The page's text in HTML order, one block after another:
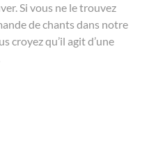
Si vous ne le trouvez
de chants dans notre
croyez qu’il agit d’une